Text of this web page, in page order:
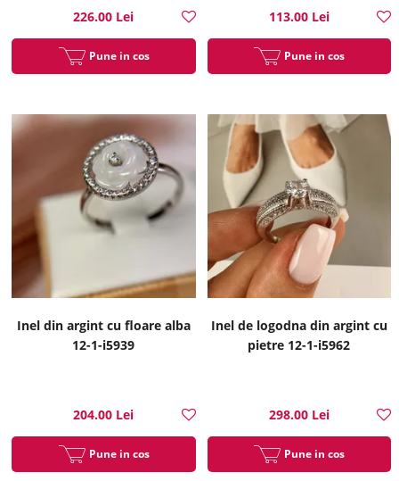
226.00 Lei
Pune in cos
113.00 Lei
Pune in cos
Inel din argint cu floare alba
12-1-i5939
204.00 Lei
Pune in cos
Inel de logodna din argint cu
pietre 12-1-i5962
298.00 Lei
Pune in cos